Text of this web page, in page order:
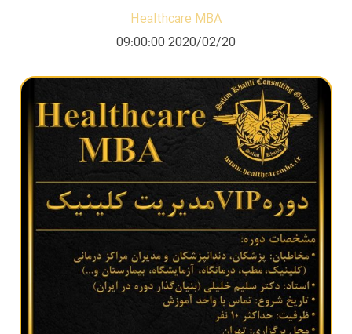
Healthcare MBA
2020/02/20 09:00:00